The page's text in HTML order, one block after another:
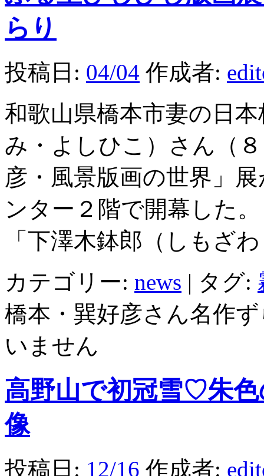
らり
投稿日: 04/04 作成者:
和歌山県橋本市妻の日
み・よしひこ）さん（
彦・風景版画の世界」
ンター２階で開幕した
「下澤木鉢郎（しもざ
カテゴリー: news | タグ:
橋本・巽好彦さん名作
いません
高野山で初冠雪♡朱
像
投稿日: 12/16 作成者: